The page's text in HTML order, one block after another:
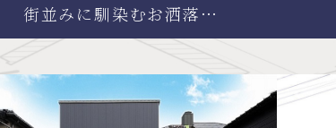
街並みに馴染むお洒落…